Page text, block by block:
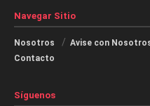
Navegar Sitio
Nosotros Avise con
Contacto
Síguenos